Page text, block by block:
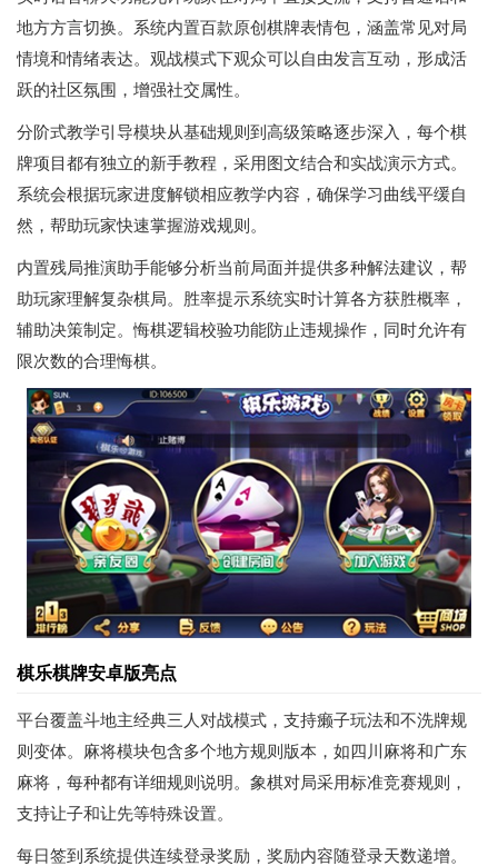
地方方言切换。系统内置百款原创棋牌表情包，涵盖常见对局
情境和情绪表达。观战模式下观众可以自由发言互动，形成活
跃的社区氛围，增强社交属性。
分阶式教学引导模块从基础规则到高级策略逐步深入，每个棋
牌项目都有独立的新手教程，采用图文结合和实战演示方式。
系统会根据玩家进度解锁相应教学内容，确保学习曲线平缓自
然，帮助玩家快速掌握游戏规则。
内置残局推演助手能够分析当前局面并提供多种解法建议，帮
助玩家理解复杂棋局。胜率提示系统实时计算各方获胜概率，
辅助决策制定。悔棋逻辑校验功能防止违规操作，同时允许有
限次数的合理悔棋。
棋乐棋牌安卓版亮点
平台覆盖斗地主经典三人对战模式，支持癞子玩法和不洗牌规
则变体。麻将模块包含多个地方规则版本，如四川麻将和广东
麻将，每种都有详细规则说明。象棋对局采用标准竞赛规则，
支持让子和让先等特殊设置。
每日签到系统提供连续登录奖励，奖励内容随登录天数递增。